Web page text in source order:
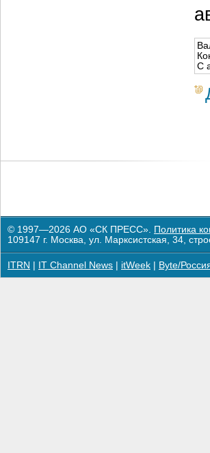
С
© 1997—2026 АО «СК ПРЕСС». Политика
109147 г. Москва, ул. Марксистская, 34,
ITRN IT Channel News itWeek Byte/